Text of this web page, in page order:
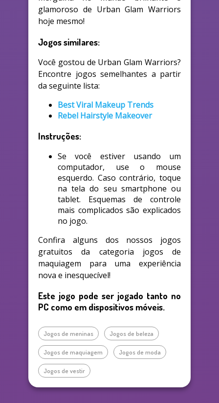
glamoroso de Urban Glam Warriors
hoje mesmo!
Jogos similares:
Você gostou de Urban Glam Warriors?
Encontre jogos semelhantes a partir
da seguinte lista:
Best Viral Makeup Trends
Rebel Hairstyle Makeover
Instruções:
Se você estiver usando um
computador, use o mouse
esquerdo. Caso contrário, toque
na tela do seu smartphone ou
tablet. Esquemas de controle
mais complicados são explicados
no jogo.
Confira alguns dos nossos jogos
gratuitos da categoria jogos de
maquiagem para uma experiência
nova e inesquecível!
Este jogo pode ser jogado tanto no
PC como em dispositivos móveis.
Jogos de meninas Jogos de beleza
Jogos de maquiagem Jogos de moda
Jogos de vestir